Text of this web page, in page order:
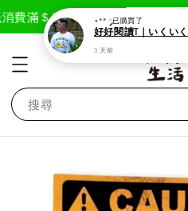
費滿＄1800免運費 現在去購物！
搜尋
⋆** ༘已購買了
3 天前